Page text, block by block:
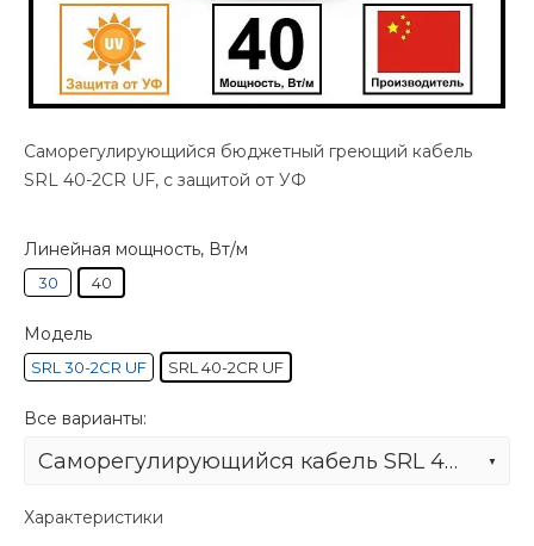
Cаморегулирующийся бюджетный греющий кабель
SRL 40-2CR UF, с защитой от УФ
Линейная мощность, Вт/м
30 40
Модель
SRL 30-2CR UF SRL 40-2CR UF
Все варианты:
Саморегулирующийся кабель SRL 40-2CR UF
Характеристики